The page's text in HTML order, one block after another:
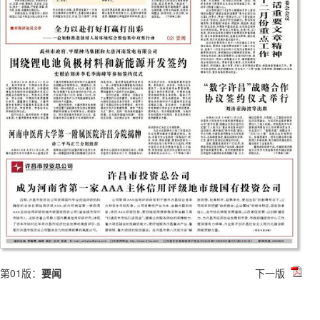
第01版： 要闻 下一版